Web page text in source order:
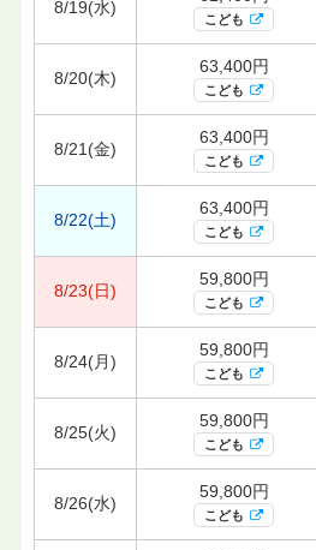
8/19(水)
こども
8/20(木)
63,400円
こども
8/21(金)
63,400円
こども
8/22(土)
63,400円
こども
8/23(日)
59,800円
こども
8/24(月)
59,800円
こども
8/25(火)
59,800円
こども
8/26(水)
59,800円
こども